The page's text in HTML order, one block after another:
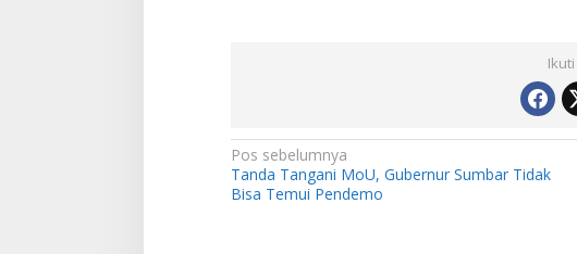
N
a
Pos sebelumnya
Tanda Tangani MoU, Gubernur Sumbar Tidak
Bisa Temui Pendemo